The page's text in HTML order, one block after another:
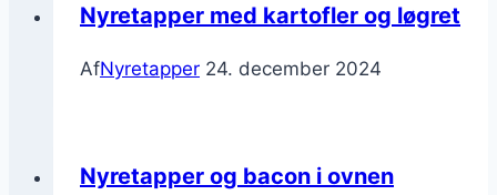
Nyretapper med kartofler og løgret
AfNyretapper 24. december 2024
Nyretapper og bacon i ovnen